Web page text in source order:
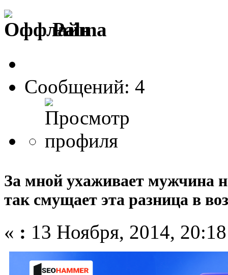
Palma
Сообщений: 4
За мной ухаживает мужчина
так смущает эта разница в
« : 13 Ноября, 2014,